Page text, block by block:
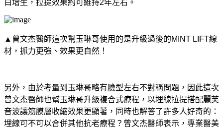
白增生，拉提效果約可維持2年左右。
▲曾文杰醫師這次幫玉琳哥使用的是升級過後的MINT LIFT線
材，抓力更強、效果更自然！
另外，由於考量到玉琳哥略有臉型左右不對稱問題，因此這次
曾文杰醫師也幫玉琳哥升級複合式療程，以埋線拉提搭配麗芙
音波讓筋膜層收縮效果更顯著，同時也解答了許多人好奇的：
埋線可不可以合併其他抗老療程？曾文杰醫師表示，專業醫美